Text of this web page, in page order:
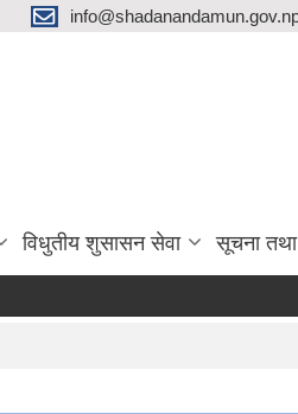
विधुतीय शुसासन सेवा सूचना